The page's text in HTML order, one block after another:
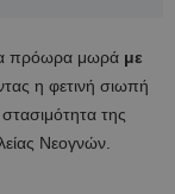
πρόωρα μωρά με
η φετινή σιωπή
της
Νεογνών.